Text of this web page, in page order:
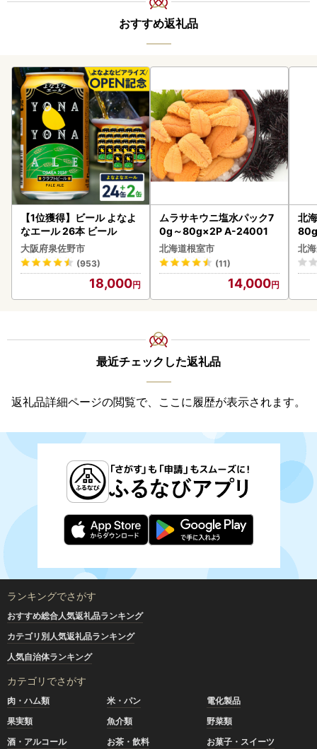
おすすめ返礼品
【1位獲得】ビール よなよ
なエール 26本 ビール
大阪府泉佐野市
(953)
18,000
ムラサキウニ塩水パック7
0g～80g×2P A-24001
北海道根室市
(11)
14,000
北
ク
く
道
北
最近チェックした返礼品
返礼品詳細ページの閲覧で、ここに履歴が表示されます。
ランキングでさがす
おすすめ総合人気返礼品ランキング
カテゴリ別人気返礼品ランキング
人気自治体ランキング
カテゴリでさがす
肉・ハム類 米・パン
電化製品
果実類
魚介類
野菜類
酒・アルコール
お茶・飲料
お菓子・スイーツ